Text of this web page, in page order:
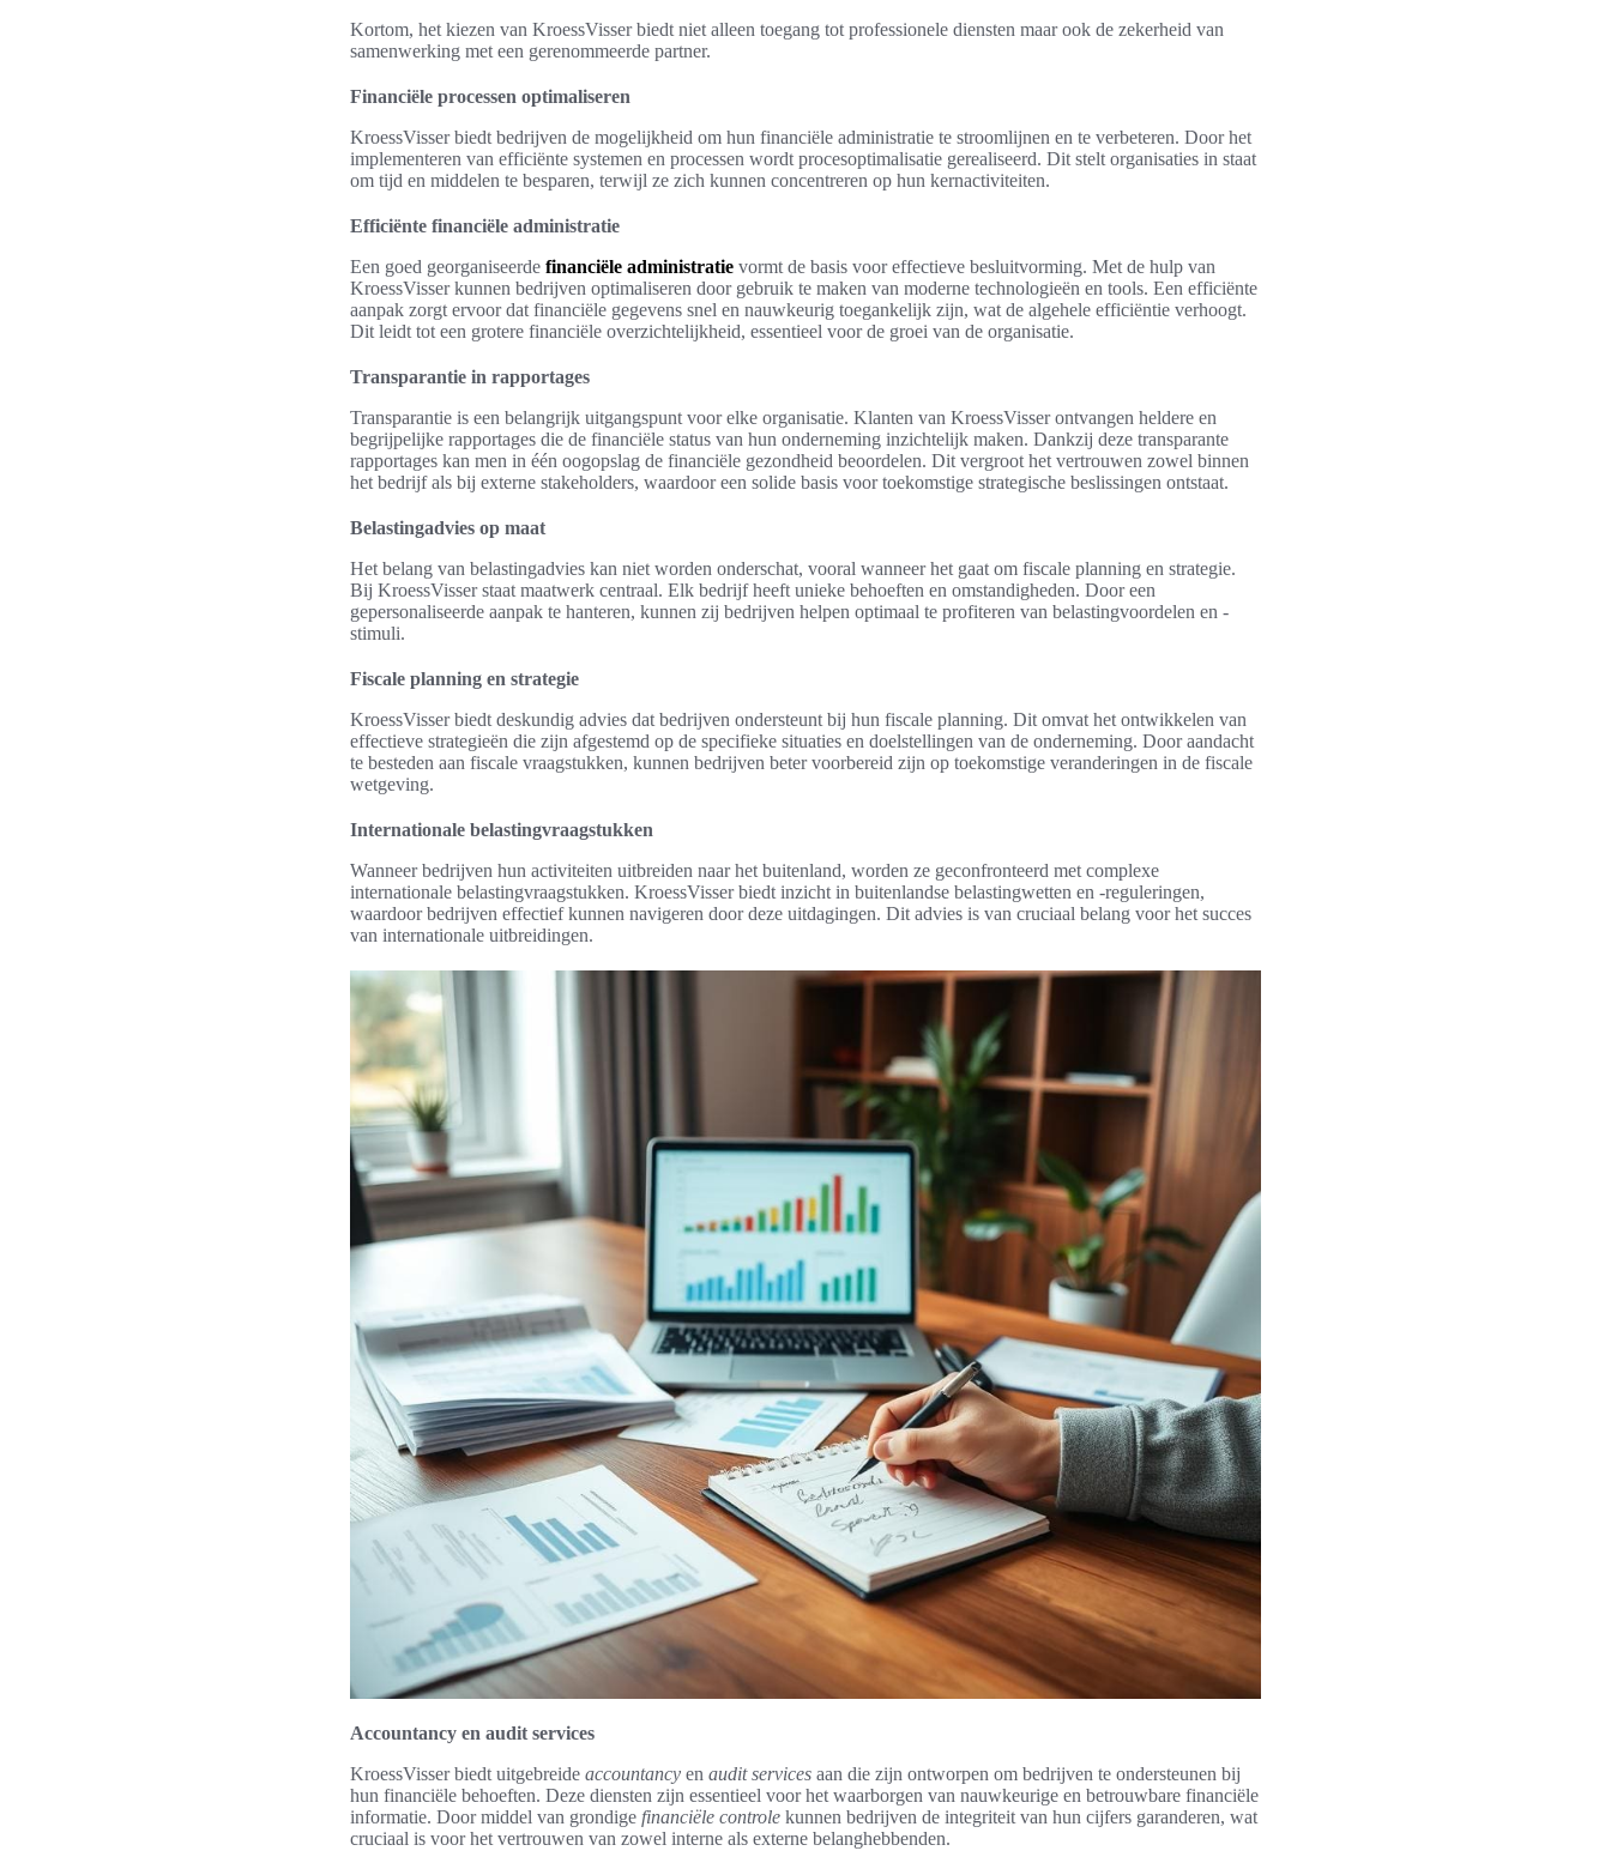
Kortom, het kiezen van KroessVisser biedt niet alleen toegang tot professionele diensten maar ook de zekerheid van
samenwerking met een gerenommeerde partner.
Financiële processen optimaliseren
KroessVisser biedt bedrijven de mogelijkheid om hun financiële administratie te stroomlijnen en te verbeteren. Door het
implementeren van efficiënte systemen en processen wordt procesoptimalisatie gerealiseerd. Dit stelt organisaties in staat
om tijd en middelen te besparen, terwijl ze zich kunnen concentreren op hun kernactiviteiten.
Efficiënte financiële administratie
Een goed georganiseerde financiële administratie vormt de basis voor effectieve besluitvorming. Met de hulp van
KroessVisser kunnen bedrijven optimaliseren door gebruik te maken van moderne technologieën en tools. Een efficiënte
aanpak zorgt ervoor dat financiële gegevens snel en nauwkeurig toegankelijk zijn, wat de algehele efficiëntie verhoogt.
Dit leidt tot een grotere financiële overzichtelijkheid, essentieel voor de groei van de organisatie.
Transparantie in rapportages
Transparantie is een belangrijk uitgangspunt voor elke organisatie. Klanten van KroessVisser ontvangen heldere en
begrijpelijke rapportages die de financiële status van hun onderneming inzichtelijk maken. Dankzij deze transparante
rapportages kan men in één oogopslag de financiële gezondheid beoordelen. Dit vergroot het vertrouwen zowel binnen
het bedrijf als bij externe stakeholders, waardoor een solide basis voor toekomstige strategische beslissingen ontstaat.
Belastingadvies op maat
Het belang van belastingadvies kan niet worden onderschat, vooral wanneer het gaat om fiscale planning en strategie.
Bij KroessVisser staat maatwerk centraal. Elk bedrijf heeft unieke behoeften en omstandigheden. Door een
gepersonaliseerde aanpak te hanteren, kunnen zij bedrijven helpen optimaal te profiteren van belastingvoordelen en -
stimuli.
Fiscale planning en strategie
KroessVisser biedt deskundig advies dat bedrijven ondersteunt bij hun fiscale planning. Dit omvat het ontwikkelen van
effectieve strategieën die zijn afgestemd op de specifieke situaties en doelstellingen van de onderneming. Door aandacht
te besteden aan fiscale vraagstukken, kunnen bedrijven beter voorbereid zijn op toekomstige veranderingen in de fiscale
wetgeving.
Internationale belastingvraagstukken
Wanneer bedrijven hun activiteiten uitbreiden naar het buitenland, worden ze geconfronteerd met complexe
internationale belastingvraagstukken. KroessVisser biedt inzicht in buitenlandse belastingwetten en -reguleringen,
waardoor bedrijven effectief kunnen navigeren door deze uitdagingen. Dit advies is van cruciaal belang voor het succes
van internationale uitbreidingen.
Accountancy en audit services
KroessVisser biedt uitgebreide accountancy en audit services aan die zijn ontworpen om bedrijven te ondersteunen bij
hun financiële behoeften. Deze diensten zijn essentieel voor het waarborgen van nauwkeurige en betrouwbare financiële
informatie. Door middel van grondige financiële controle kunnen bedrijven de integriteit van hun cijfers garanderen, wat
cruciaal is voor het vertrouwen van zowel interne als externe belanghebbenden.